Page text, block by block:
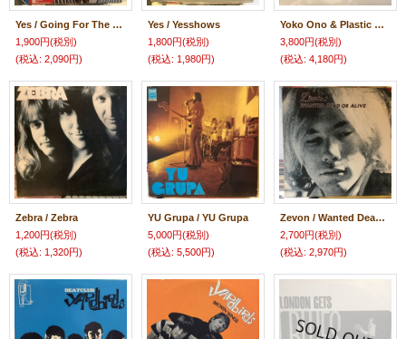
Yes / Going For The One
1,900円(税別)
(税込: 2,090円)
Yes / Yesshows
1,800円(税別)
(税込: 1,980円)
Yoko Ono & Plastic Ono Super Band / Let's Have A Dream
3,800円(税別)
(税込: 4,180円)
Zebra / Zebra
1,200円(税別)
(税込: 1,320円)
YU Grupa / YU Grupa
5,000円(税別)
(税込: 5,500円)
Zevon / Wanted Dead Or Alive
2,700円(税別)
(税込: 2,970円)